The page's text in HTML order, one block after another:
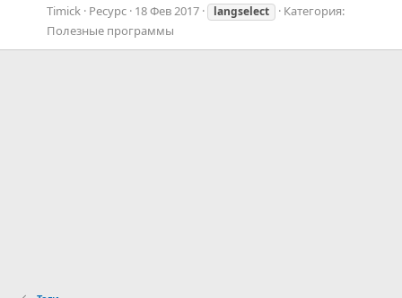
Timick Ресурс 18 Фев 2017 langselect
Категория:
Полезные программы